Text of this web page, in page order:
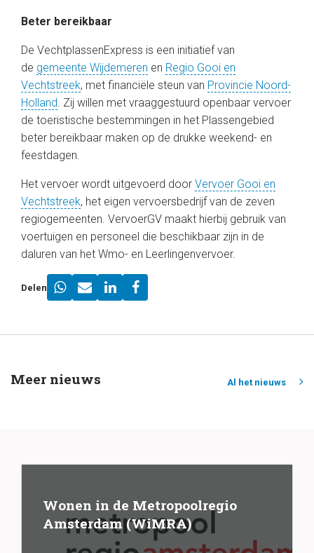
Beter bereikbaar
De VechtplassenExpress is een initiatief van
de gemeente Wijdemeren en Regio Gooi en
Vechtstreek, met financiële steun van Provincie Noord-
Holland. Zij willen met vraaggestuurd openbaar vervoer
de toeristische bestemmingen in het Plassengebied
beter bereikbaar maken op de drukke weekend- en
feestdagen.
Het vervoer wordt uitgevoerd door Vervoer Gooi en
Vechtstreek, het eigen vervoersbedrijf van de zeven
regiogemeenten. VervoerGV maakt hierbij gebruik van
voertuigen en personeel die beschikbaar zijn in de
daluren van het Wmo- en Leerlingenvervoer.
Delen
Meer nieuws Al het nieuws
Wonen in de Metropoolregio
Amsterdam (WiMRA)